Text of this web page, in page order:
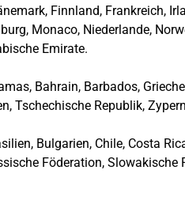
Finnland, Frankreich,
Monaco, Niederlande,
Emirate.
Bahrain, Barbados,
Tschechische
Bulgarien, Chile, Costa
Föderation, Slowakische